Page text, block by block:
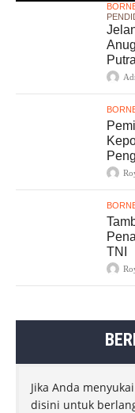
TNI
Jika Anda
disini untuk